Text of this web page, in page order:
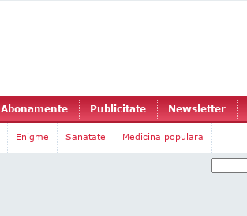
Abonamente Publicitate Newsletter
Enigme Sanatate Medicina populara